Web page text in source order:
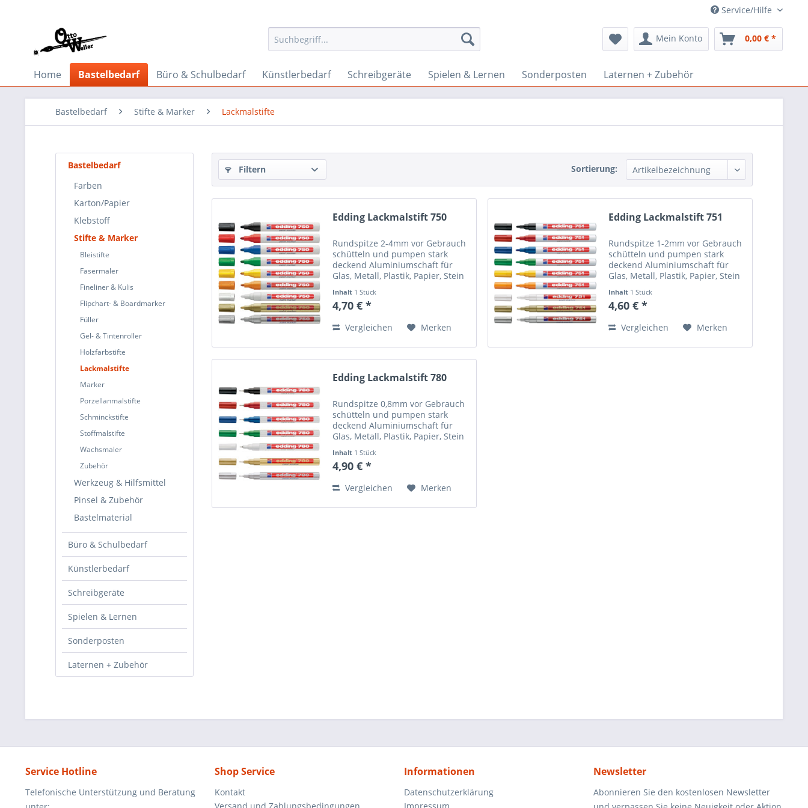
Service/Hilfe
Mein Konto 0,00 € *
Home Bastelbedarf Büro & Schulbedarf Künstlerbedarf Schreibgeräte Spielen & Lernen Sonderposten Laternen + Zubehör
Bastelbedarf Stifte & Marker Lackmalstifte
Bastelbedarf
Farben
Karton/Papier
Klebstoff
Stifte & Marker
Bleistifte
Fasermaler
Fineliner & Kulis
Flipchart- & Boardmarker
Füller
Gel- & Tintenroller
Holzfarbstifte
Lackmalstifte
Marker
Porzellanmalstifte
Schminckstifte
Stoffmalstifte
Wachsmaler
Zubehör
Werkzeug & Hilfsmittel
Pinsel & Zubehör
Bastelmaterial
Büro & Schulbedarf
Künstlerbedarf
Schreibgeräte
Spielen & Lernen
Sonderposten
Laternen + Zubehör
Filtern Sortierung:
Edding Lackmalstift 750
Rundspitze 2-4mm vor Gebrauch
schütteln und pumpen stark
deckend Aluminiumschaft für
Glas, Metall, Plastik, Papier, Stein
(GPSR) Name des Herstellers:
Mustermann GmbH Straße:
Musterstadt...
Inhalt 1 Stück
4,70 € *
Vergleichen Merken
Edding Lackmalstift 751
Rundspitze 1-2mm vor Gebrauch
schütteln und pumpen stark
deckend Aluminiumschaft für
Glas, Metall, Plastik, Papier, Stein
(GPSR) Name des Herstellers:
Mustermann GmbH Straße:
Musterstadt...
Inhalt 1 Stück
4,60 € *
Vergleichen Merken
Edding Lackmalstift 780
Rundspitze 0,8mm vor Gebrauch
schütteln und pumpen stark
deckend Aluminiumschaft für
Glas, Metall, Plastik, Papier, Stein
(GPSR) Name des Herstellers:
Mustermann GmbH Straße:
Musterstadt...
Inhalt 1 Stück
4,90 € *
Vergleichen Merken
Service Hotline
Telefonische Unterstützung und Beratung
Shop Service
Kontakt
Informationen
Datenschutzerklärung
Newsletter
Abonnieren Sie den kostenlosen Newsletter